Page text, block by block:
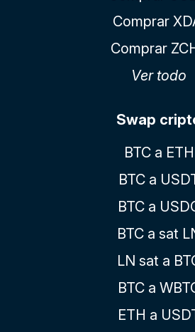
Comprar
Comprar
Ver todo
Swap
BTC a ETH
BTC a
BTC a
BTC a sat
LN sat a
BTC a
ETH a